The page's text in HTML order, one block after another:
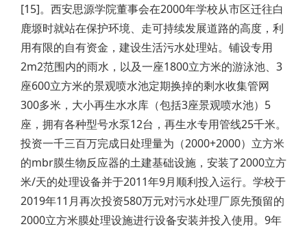
[15]。西安思源学院董事会在2000年学校从市区迁往白
鹿塬时就站在保护环境、走可持续发展道路的高度，利
用有限的自有资金，建设生活污水处理站。铺设专用
2m2范围内的雨水，以及一座1800立方米的游泳池、3
座600立方米的景观喷水池定期换掉的剩水收集管网
300多米，大小再生水水库（包括3座景观喷水池）5
座，拥有各种型号水泵12台，再生水专用管线25千米。
投资一千三百万完成日处理量为（2000+2000）立方米
的mbr膜生物反应器的土建基础设施，安装了2000立方
米/天的处理设备并于2011年9月顺利投入运行。学校于
2019年11月再次投资580万元对污水处理厂原先预留的
2000立方米膜处理设施进行设备安装并投入使用。9年